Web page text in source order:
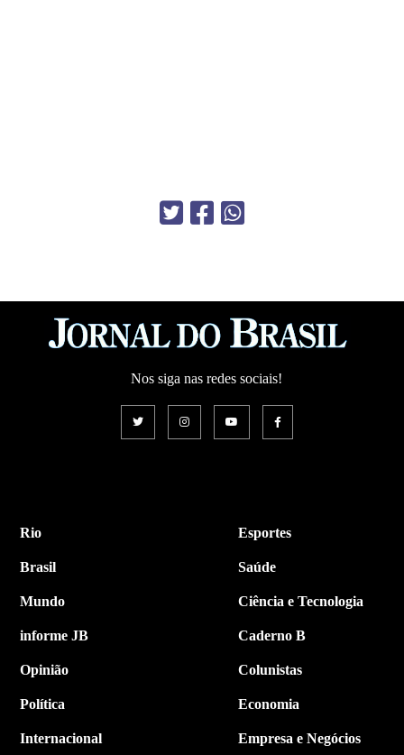
Nos siga nas redes sociais!
Rio
Brasil
Mundo
informe JB
Opinião
Política
Internacional
Esportes
Saúde
Ciência e Tecnologia
Caderno B
Colunistas
Economia
Empresa e Negócios